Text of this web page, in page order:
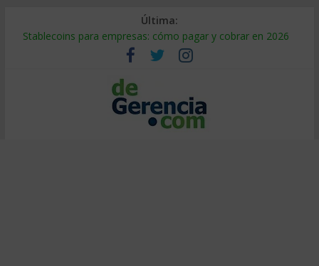
Última:
Stablecoins para empresas: cómo pagar y cobrar en 2026
Despido silencioso: qué es y por qué sale tan caro
IA en selección de personal: cómo auditarla a tiempo
Trabajo forzoso en la cadena de suministro: qué hacer
Mercado hispano de EE. UU.: cómo segmentarlo y venderle